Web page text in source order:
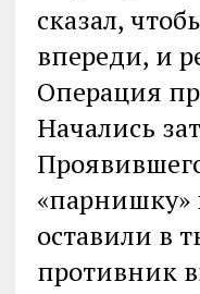
сказал,
впереди, и
Операция
Начались
«парнишку»
оставили в
противник